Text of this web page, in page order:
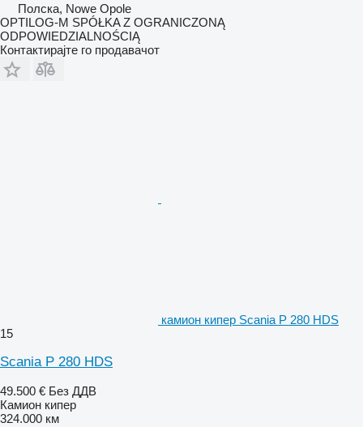
Полска, Nowe Opole
OPTILOG-M SPÓŁKA Z OGRANICZONĄ
ODPOWIEDZIALNOŚCIĄ
Контактирајте го продавачот
камион кипер Scania P 280 HDS
15
Scania P 280 HDS
49.500 € Без ДДВ
Камион кипер
324.000 км